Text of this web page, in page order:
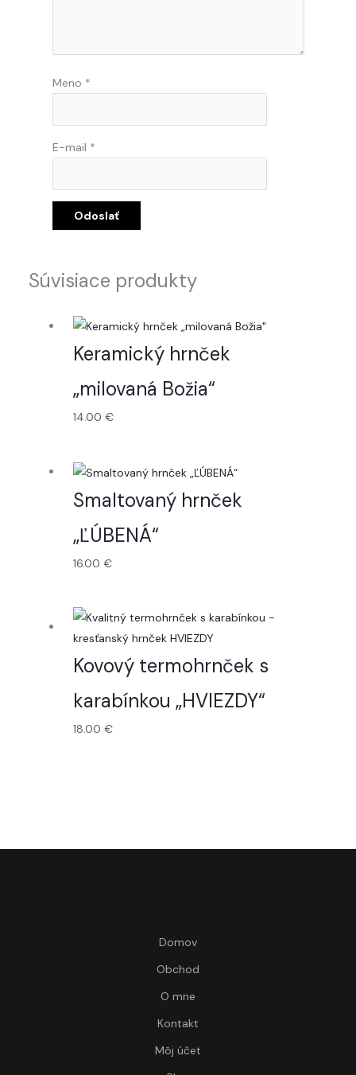
Meno *
E-mail *
Súvisiace produkty
Keramický hrnček
„milovaná Božia“
14.00 €
Smaltovaný hrnček
„ĽÚBENÁ“
16.00 €
Kovový termohrnček s
karabínkou „HVIEZDY“
18.00 €
Domov
Obchod
O mne
Kontakt
Môj účet